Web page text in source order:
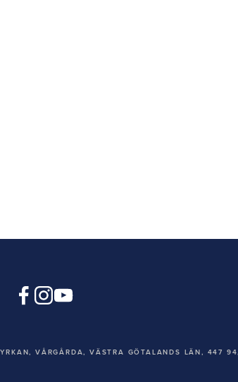
VÅRGÅRDA, VÄSTRA GÖTALANDS LÄN, 447 94,